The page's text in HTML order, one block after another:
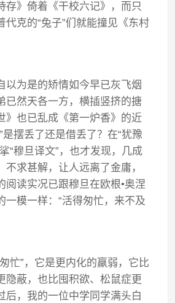
存》倚着《干校六记》，而只
代克的“兔子”们就能撞见《东村
以为是的矫情如今早已灰飞烟
已然天各一方，横插竖挤的搪
》也已乱成《第一炉香》的近
”是摆丢了还是借丢了？在“犹豫
“穆旦译文” ，也才发现，几成
不求甚解，让人远离了金庸，
阅读实况已跟穆旦在欧根•奥涅
一模一样：“活得匆忙，来不及
匆忙” ，它是更内化的羸弱，它比
隐蔽，也比囤积欲、松鼠症更
后，我的一位中学同学满头白